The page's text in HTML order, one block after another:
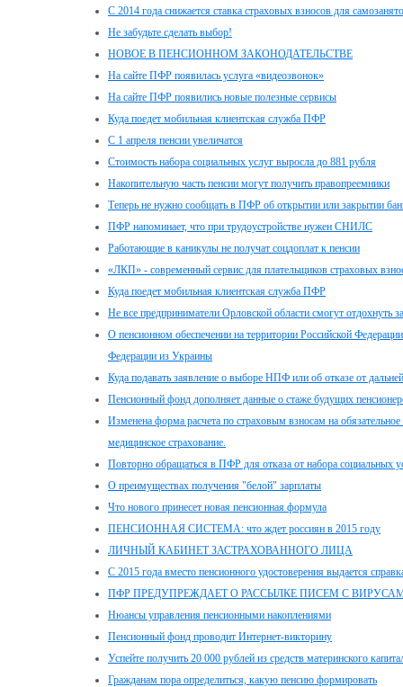
С 2014 года снижается ставка страховых взносов для
Не забудьте сделать выбор!
НОВОЕ В ПЕНСИОННОМ ЗАКОНОДАТЕЛЬСТВЕ
На сайте ПФР появилась услуга «видеозвонок»
На сайте ПФР появились новые полезные сервисы
Куда поедет мобильная клиентская служба ПФР
С 1 апреля пенсии увеличатся
Стоимость набора социальных услуг выросла до 881 рубля
Накопительную часть пенсии могут получить правопреемники
Теперь не нужно сообщать в ПФР об открытии или закрытии
ПФР напоминает, что при трудоустройстве нужен СНИЛС
Работающие в каникулы не получат соцдоплат к пенсии
«ЛКП» - современный сервис для плательщиков страховых
Куда поедет мобильная клиентская служба ПФР
Не все предприниматели Орловской области смогут отдохнуть
О пенсионном обеспечении на территории Российской
Федерации из Украины
Куда подавать заявление о выборе НПФ или об отказе от
Пенсионный фонд дополняет данные о стаже будущих
Изменена форма расчета по страховым взносам на обязательное
медицинское страхование.
Повторно обращаться в ПФР для отказа от набора социальных
О преимуществах получения "белой" зарплаты
Что нового принесет новая пенсионная формула
ПЕНСИОННАЯ СИСТЕМА: что ждет россиян в 2015 году
ЛИЧНЫЙ КАБИНЕТ ЗАСТРАХОВАННОГО ЛИЦА
С 2015 года вместо пенсионного удостоверения выдается
ПФР ПРЕДУПРЕЖДАЕТ О РАССЫЛКЕ ПИСЕМ С
Нюансы управления пенсионными накоплениями
Пенсионный фонд проводит Интернет-викторину
Успейте получить 20 000 рублей из средств материнского
Гражданам пора определиться, какую пенсию формировать